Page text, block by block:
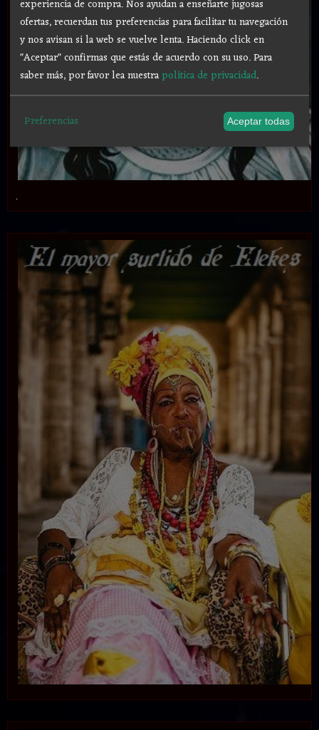
.
experiencia de compra. Nos ayudan a enseñarte jugosas
ofertas, recuerdan tus preferencias para facilitar tu navegación
y nos avisan si la web se vuelve lenta. Haciendo click en
"Aceptar" confirmas que estás de acuerdo con su uso.Para
saber más, por favor lea nuestrapolítica de privacidad.
Preferencias Aceptar todas